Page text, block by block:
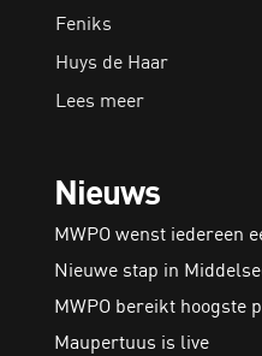
Feniks
Huys de Haar
Lees meer
Nieuws
MWPO wenst iedereen
Nieuwe stap in
MWPO bereikt hoogste
Maupertuus is live